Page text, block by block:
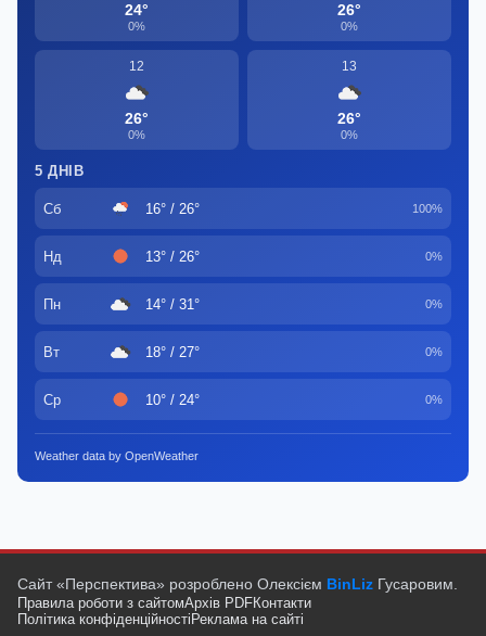
24°
0%
26°
0%
12
26°
0%
13
26°
0%
5 ДНІВ
Сб 16° / 26° 100%
Нд 13° / 26° 0%
Пн 14° / 31° 0%
Вт 18° / 27° 0%
Ср 10° / 24° 0%
Weather data by OpenWeather
Сайт «Перспектива» розроблено Олексієм BinLiz Гусаровим.
Правила роботи з сайтомАрхів PDFКонтакти
Політика конфіденційності Реклама на сайті